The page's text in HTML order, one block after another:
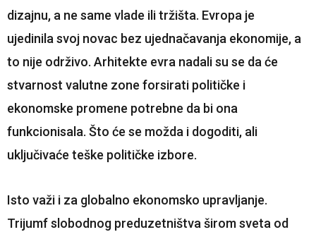
dizajnu, a ne same vlade ili tržišta. Evropa je
ujedinila svoj novac bez ujednačavanja ekonomije, a
to nije održivo. Arhitekte evra nadali su se da će
stvarnost valutne zone forsirati političke i
ekonomske promene potrebne da bi ona
funkcionisala. Što će se možda i dogoditi, ali
uključivaće teške političke izbore.
Isto važi i za globalno ekonomsko upravljanje.
Trijumf slobodnog preduzetništva širom sveta od